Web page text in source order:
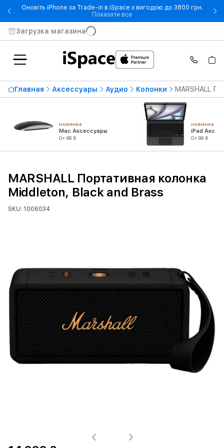
Оновіть iPhone за Trade-in в iSpace з вигодою до 3800 грн.
Показати все- Оновіть iPhone за Trade-in
Загрузка магазина
Главная Аксессуары Аудио Колонки MARSHALL
НОВИНКА
Mac Аксессуары
От 99 ₴
НОВИНКА
iPad
От 99 ₴
MARSHALL Портативная колонка
Middleton, Black and Brass
SKU: 1006034